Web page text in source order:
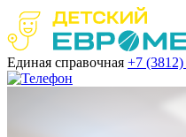
Единая справочная +7 (3812)